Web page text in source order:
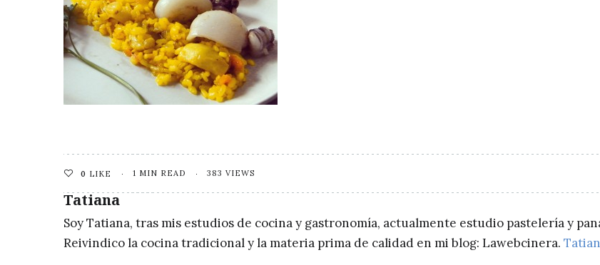
0 LIKE 1 MIN READ 383 VIEWS
Tatiana
Soy Tatiana, tras mis estudios de cocina y gastronomía, actualmente estudio pastelería y
Reivindico la cocina tradicional y la materia prima de calidad en mi blog: Lawebcinera.